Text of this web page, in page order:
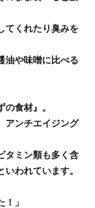
てくれたり臭みを
油や味噌に比べる
食材』。
アンチエイジング
タミン類も多く含
われています。
」